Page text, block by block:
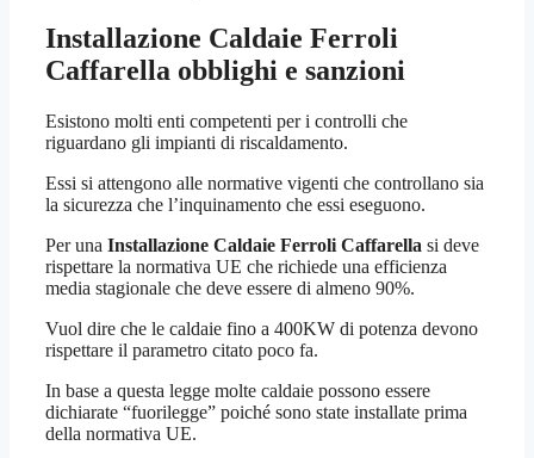
Installazione Caldaie Ferroli
Caffarella obblighi e sanzioni
Esistono molti enti competenti per i controlli che
riguardano gli impianti di riscaldamento.
Essi si attengono alle normative vigenti che controllano sia
la sicurezza che l’inquinamento che essi eseguono.
Per una Installazione Caldaie Ferroli Caffarella si deve
rispettare la normativa UE che richiede una efficienza
media stagionale che deve essere di almeno 90%.
Vuol dire che le caldaie fino a 400KW di potenza devono
rispettare il parametro citato poco fa.
In base a questa legge molte caldaie possono essere
dichiarate “fuorilegge” poiché sono state installate prima
della normativa UE.